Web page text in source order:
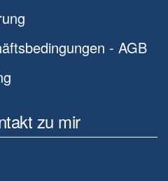
- AGB
zu mir